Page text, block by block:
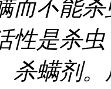
而不能
性是杀
杀螨剂